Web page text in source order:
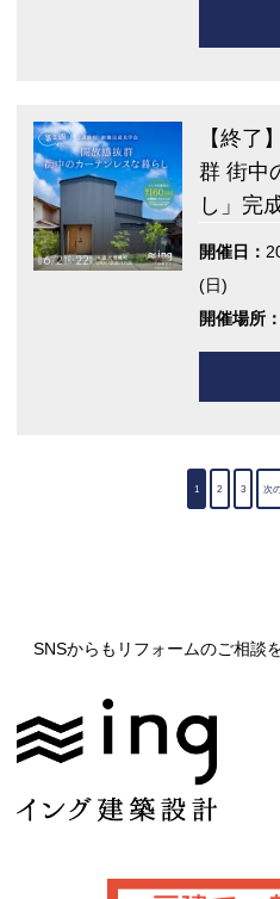
【終了
群 街中
し」完
開催日：
(日)
開催場所：
1 2 3 次
SNSからもリフォームのご相談